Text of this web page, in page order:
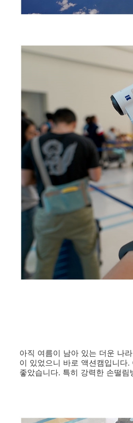
아직 여름이 남아 있는 더운 나
이 있었으니 바로 액션캠입니다
좋았습니다. 특히 강력한 손떨